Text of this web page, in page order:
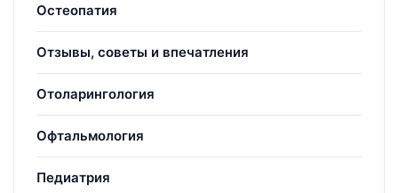
Остеопатия
Отзывы, советы и впечатления
Отоларингология
Офтальмология
Педиатрия